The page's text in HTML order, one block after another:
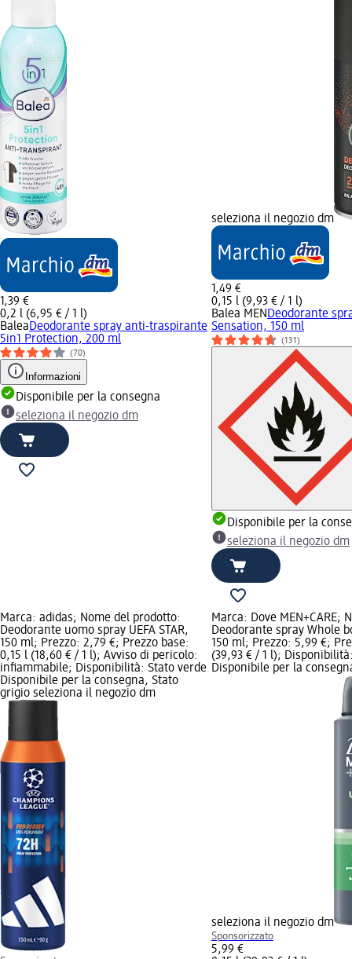
1,39 €
0,2 l (6,95 € / 1 l)
BaleaDeodorante spray anti-traspirante
5in1 Protection, 200 ml
(70)
Informazioni
Disponibile per la consegna
seleziona il negozio dm
seleziona il negozio dm
1,49 €
0,15 l (9,93 € / 1 l)
Balea MEN Deodorante
Sensation, 150 ml
(131)
Disponibile per la
seleziona il negozio dm
Marca: adidas; Nome del prodotto:
Deodorante uomo spray UEFA STAR,
150 ml; Prezzo: 2,79 €; Prezzo base:
0,15 l (18,60 € / 1 l); Avviso di pericolo:
infiammabile; Disponibilità: Stato verde
Disponibile per la consegna, Stato
grigio seleziona il negozio dm
Marca: Dove MEN+CARE;
Deodorante spray Whole
150 ml; Prezzo: 5,99 €;
(39,93 € / 1 l);
Disponibile per la
seleziona il negozio dm
Sponsorizzato
5,99 €